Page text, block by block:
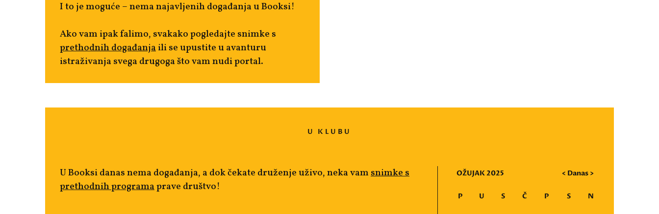
I to je moguće – nema najavljenih događanja u Booksi!
Ako vam ipak falimo, svakako pogledajte snimke s
prethodnih događanjaili se upustite u avanturu
istraživanja svega drugoga što vam nudi portal.
U KLUBU
U Booksi danas nema događanja, a dok čekate druženje uživo, neka vamsnimke s
prethodnih programaprave društvo!
OŽUJAK 2025 < Danas >
P U S Č P S N